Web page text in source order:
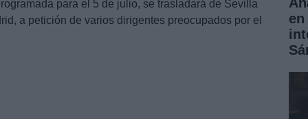
para el 5 de julio, se trasladará de Sevilla
a petición de varios dirigentes preocupados por el